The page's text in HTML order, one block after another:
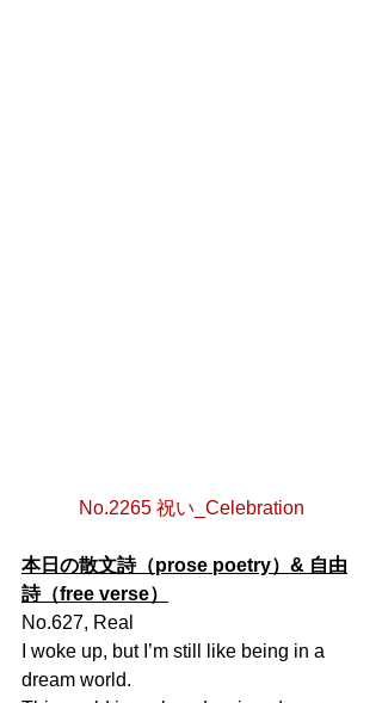
No.2265 祝い_Celebration
本日の散文詩（prose poetry）& 自由
詩（free verse）
No.627, Real
I woke up, but I’m still like being in a
dream world.